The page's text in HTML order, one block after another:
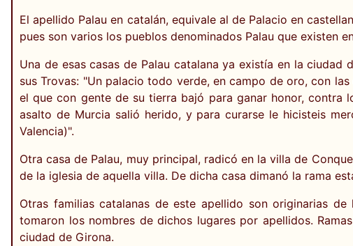
El apellido Palau en catalán, equivale al de Palacio en
pues son varios los pueblos denominados Palau que existen
Una de esas casas de Palau catalana ya existía en la
sus Trovas: "Un palacio todo verde, en campo de oro, con
el que con gente de su tierra bajó para ganar honor, contra
asalto de Murcia salió herido, y para curarse le hicisteis
Valencia)".
Otra casa de Palau, muy principal, radicó en la villa de
de la iglesia de aquella villa. De dicha casa dimanó la rama
Otras familias catalanas de este apellido son originarias
tomaron los nombres de dichos lugares por apellidos.
ciudad de Girona.